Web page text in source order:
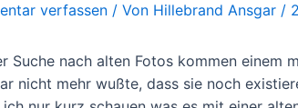
verfassen / Von Hillebrand Ansgar /
Suche nach alten Fotos kommen einem
nicht mehr wußte, dass sie noch